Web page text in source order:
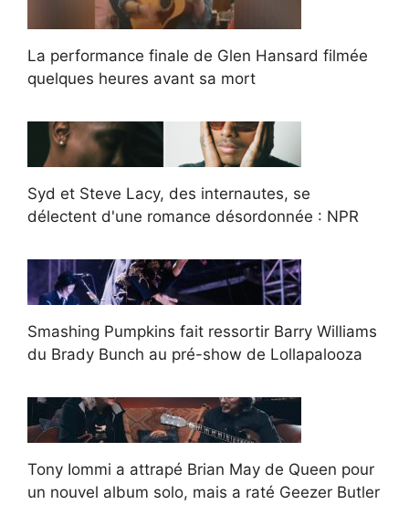
La performance finale de Glen Hansard filmée
quelques heures avant sa mort
Syd et Steve Lacy, des internautes, se
délectent d'une romance désordonnée : NPR
Smashing Pumpkins fait ressortir Barry Williams
du Brady Bunch au pré-show de Lollapalooza
Tony Iommi a attrapé Brian May de Queen pour
un nouvel album solo, mais a raté Geezer Butler